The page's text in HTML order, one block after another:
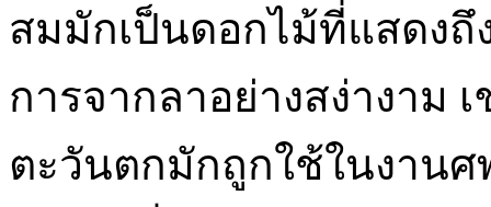
สมมักเป็นดอกไม้ที่แสดง
การจากลาอย่างสง่างาม
ตะวันตกมักถูกใช้ในงาน